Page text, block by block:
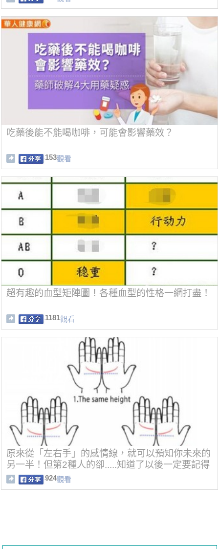
吃藥後能不能喝咖啡，可能會影響藥效？
153觀看
超有趣的血型矩陣圖！各種血型的性格一網打盡！
1181觀看
原來從「左右手」的感情線，就可以預知你未來的
另一半！但第2種人的卻.....知道了以後一定要記得
預防！
924觀看